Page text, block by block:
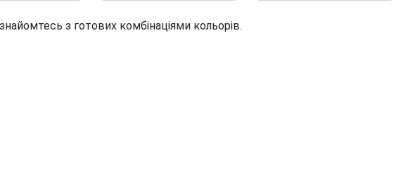
з готових комбінаціями кольорів.